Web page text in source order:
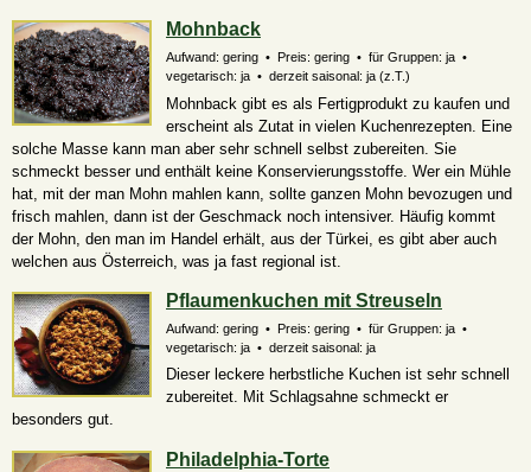
Mohnback
Aufwand: gering • Preis: gering • für Gruppen: ja •
vegetarisch: ja • derzeit saisonal: ja (z.T.)
Mohnback gibt es als Fertigprodukt zu kaufen und
erscheint als Zutat in vielen Kuchenrezepten. Eine
solche Masse kann man aber sehr schnell selbst zubereiten. Sie
schmeckt besser und enthält keine Konservierungsstoffe. Wer ein Mühle
hat, mit der man Mohn mahlen kann, sollte ganzen Mohn bevozugen und
frisch mahlen, dann ist der Geschmack noch intensiver. Häufig kommt
der Mohn, den man im Handel erhält, aus der Türkei, es gibt aber auch
welchen aus Österreich, was ja fast regional ist.
Pflaumenkuchen mit Streuseln
Aufwand: gering • Preis: gering • für Gruppen: ja •
vegetarisch: ja • derzeit saisonal: ja
Dieser leckere herbstliche Kuchen ist sehr schnell
zubereitet. Mit Schlagsahne schmeckt er
besonders gut.
Philadelphia-Torte